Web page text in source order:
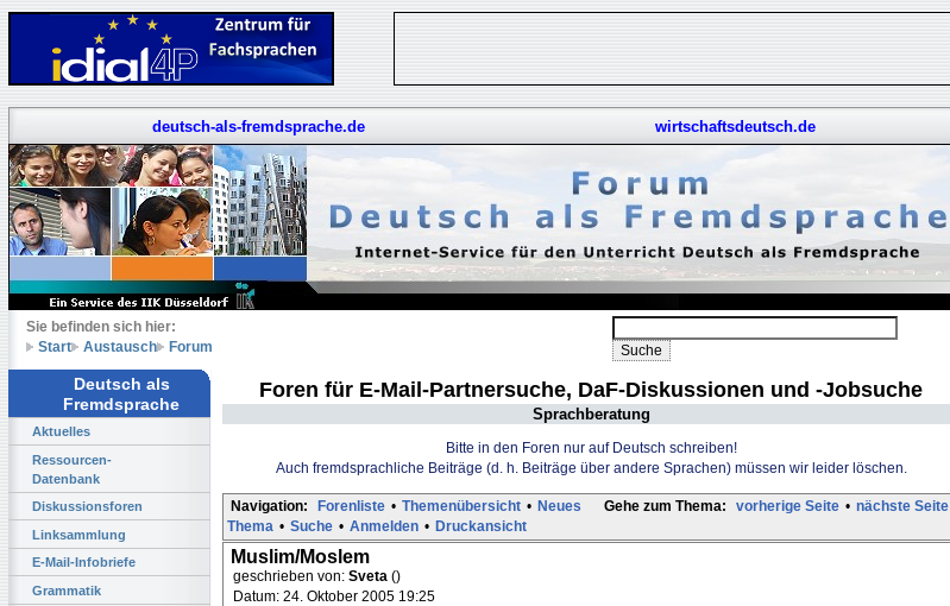
deutsch-als-fremdsprache.de wirtschaftsdeutsch.de
Sie befinden sich hier:
Start
Austausch Forum
Deutsch als
Fremdsprache
Aktuelles
Ressourcen-
Datenbank
Diskussionsforen
Linksammlung
E-Mail-Infobriefe
Grammatik
Foren für E-Mail-Partnersuche, DaF-Diskussionen und -Jobsuche
Sprachberatung
Bitte in den Foren nur auf Deutsch schreiben!
Auch fremdsprachliche Beiträge (d. h. Beiträge über andere Sprachen) müssen wir leider löschen.
Gehe zum Thema: vorherige Seite • nächste Seite
Navigation: Forenliste • Themenübersicht • Neues
Thema • Suche • Anmelden • Druckansicht
Muslim/Moslem
geschrieben von: Sveta ()
Datum: 24. Oktober 2005 19:25